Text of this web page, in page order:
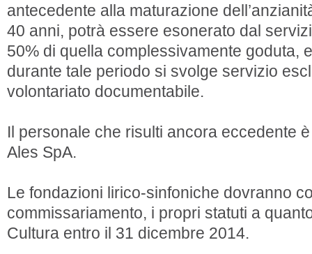
antecedente alla maturazione
40 anni, potrà essere esonerato dal
50% di quella complessivamente goduta,
durante tale periodo si svolge servizio
volontariato documentabile.
Il personale che risulti ancora eccedente
Ales SpA.
Le fondazioni lirico-sinfoniche dovranno
commissariamento, i propri statuti a
Cultura entro il 31 dicembre 2014.